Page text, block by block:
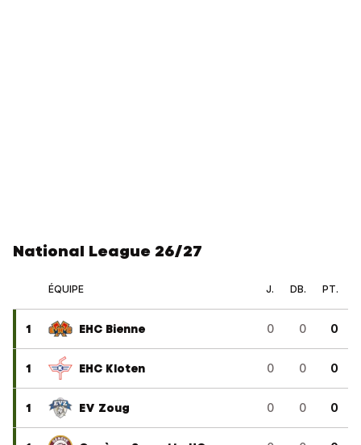
National League 26/27
ÉQUIPE J. DB. PT.
1 EHC Bienne 0 0 0
1 EHC Kloten 0 0 0
1 EV Zoug 0 0 0